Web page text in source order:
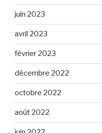
juin 2023
avril 2023
février 2023
décembre 2022
octobre 2022
août 2022